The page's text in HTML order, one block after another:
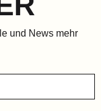
und News mehr